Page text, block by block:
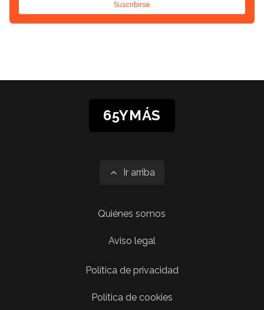
Suscribirse
65YMÁS
Ir arriba
Quiénes somos
Aviso legal
Política de privacidad
Política de cookies